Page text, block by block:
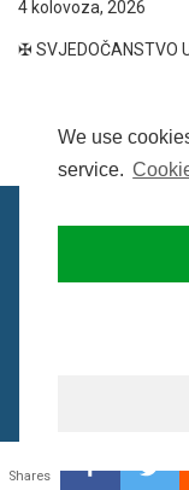
We use
service.
Shares
4 kolovoza, 2026
✠ SVJEDOČANSTVO